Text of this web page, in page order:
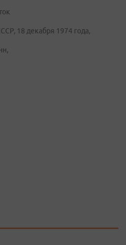
18 декабря 1974 года,